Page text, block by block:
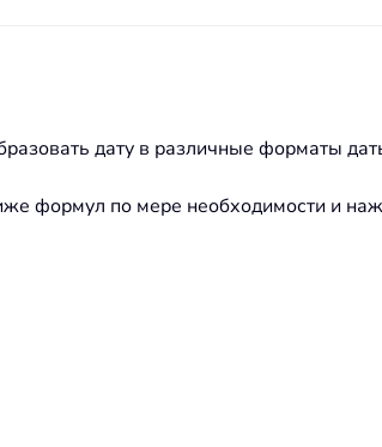
дату в различные форматы
формул по мере необходимости и